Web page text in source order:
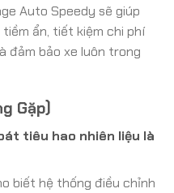
Auto Speedy sẽ giúp
ẩn, tiết kiệm chi phí
đảm bảo xe luôn trong
Gặp)
tiêu hao nhiên liệu là
biết hệ thống điều chỉnh